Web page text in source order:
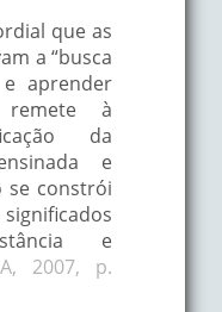
que as
a “busca
aprender
à
da
e
se constrói
e
2007, p.